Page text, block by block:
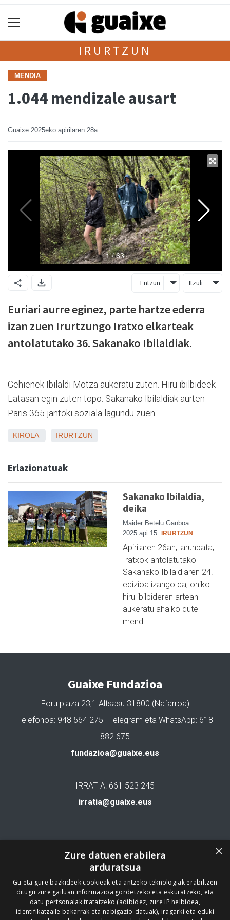
IRURTZUN
MENDIA
1.044 mendizale ausart
Guaixe 2025eko apirilaren 28a
Entzun Itzuli
Euriari aurre eginez, parte hartze ederra
izan zuen Irurtzungo Iratxo elkarteak
antolatutako 36. Sakanako Ibilaldiak.
Gehienek Ibilaldi Motza aukeratu zuten. Hiru ibilbideek
Latasan egin zuten topo. Sakanako Ibilaldiak aurten
Paris 365 jantoki soziala lagundu zuen.
KIROLA IRURTZUN
Erlazionatuak
Sakanako Ibilaldia,
deika
Maider Betelu Ganboa
2025 api 15
IRURTZUN
Apirilaren 26an, larunbata,
Iratxok antolatutako
Sakanako Ibilaldiaren 24.
edizioa izango da; ohiko
hiru ibilbideren artean
aukeratu ahalko dute
mend…
Guaixe Fundazioa
Foru plaza 23,1 Altsasu 31800 (Nafarroa)
Telefonoa: 948 564 275 | Telegram eta WhatsApp: 618
882 675
fundazioa@guaixe.eus
IRRATIA: 661 523 245
irratia@guaixe.eus
Gure lizentzia: Creative Commons Aitortu Partekatu
Codesyntaxek garatua
×
Zure datuen erabilera
arduratsua
Gu eta gure bazkideek cookieak eta antzeko teknologiak erabiltzen
ditugu zure gailuan informazioa gordetzeko eta eskuratzeko, eta
datu pertsonalak tratatzeko (adibidez, zure IP helbidea,
identifikatzaile bakarrak eta nabigazio-datuak), iragarki eta eduki